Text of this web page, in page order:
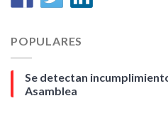
POPULARES
Se detectan
Asamblea